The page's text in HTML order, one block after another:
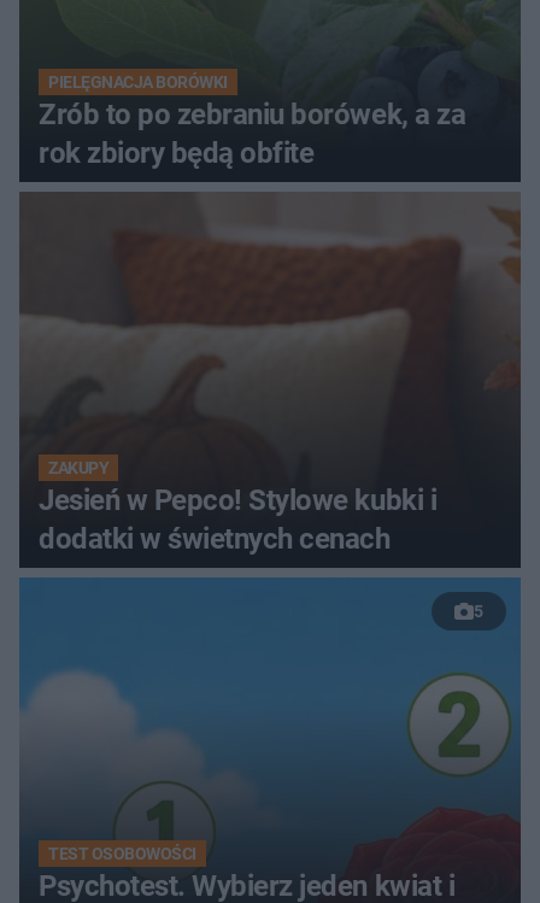
PIELĘGNACJA BORÓWKI
Zrób to po zebraniu borówek, a za
rok zbiory będą obfite
ZAKUPY
Jesień w Pepco! Stylowe kubki i
dodatki w świetnych cenach
5
TEST OSOBOWOŚCI
Psychotest. Wybierz jeden kwiat i